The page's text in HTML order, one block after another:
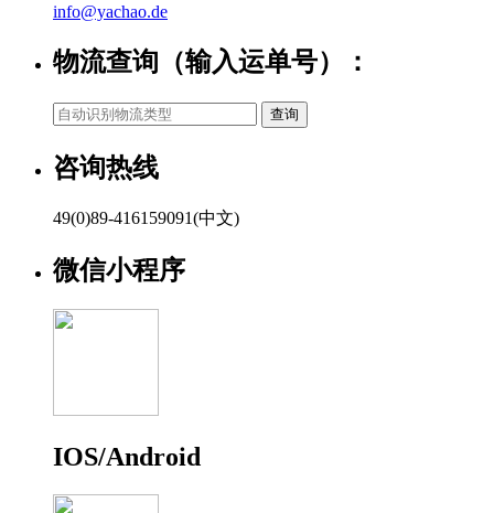
info@yachao.de
物流查询（输入运单号）：
咨询热线
49(0)89-416159091(中文)
微信小程序
IOS/Android